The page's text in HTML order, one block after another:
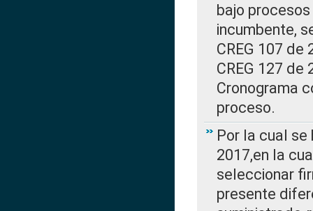
bajo
incumbente,
CREG 107
CREG 127 de
Cronograma
proceso.
Por la cual se
2017,en la
seleccionar
presente